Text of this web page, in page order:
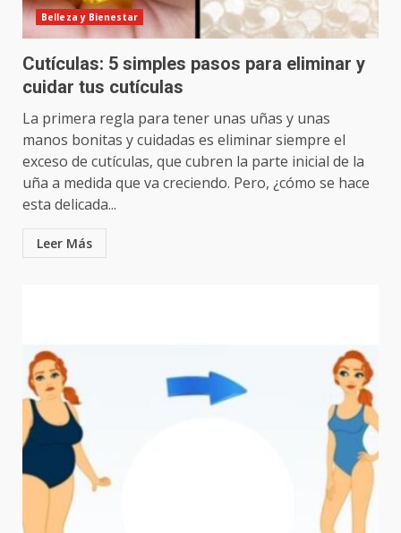
Belleza y Bienestar
Cutículas: 5 simples pasos para eliminar y
cuidar tus cutículas
La primera regla para tener unas uñas y unas
manos bonitas y cuidadas es eliminar siempre el
exceso de cutículas, que cubren la parte inicial de la
uña a medida que va creciendo. Pero, ¿cómo se hace
esta delicada...
Leer Más